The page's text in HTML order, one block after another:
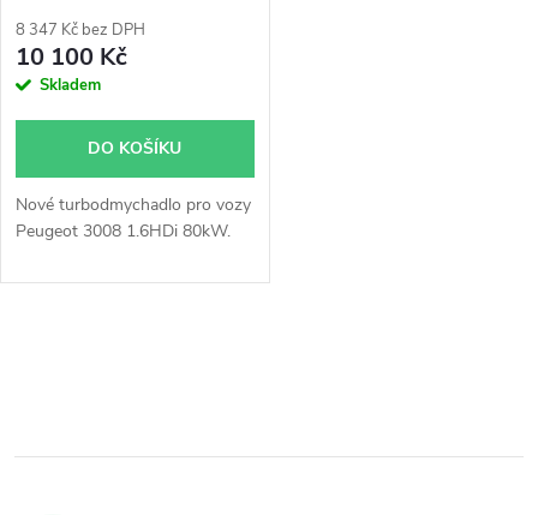
r
o
u
k
r
o
d
u
k
8 347 Kč bez DPH
10 100 Kč
Skladem
DO KOŠÍKU
Nové turbodmychadlo pro vozy
Peugeot 3008 1.6HDi 80kW.
l